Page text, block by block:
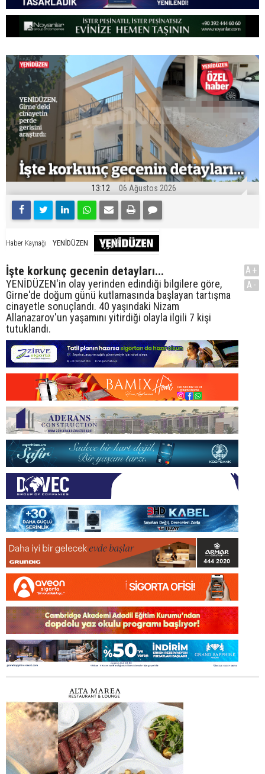
13:12 06 Ağustos 2026
Haber Kaynağı YENİDÜZEN
İşte korkunç gecenin detayları...
YENİDÜZEN'in olay yerinden edindiği bilgilere göre,
Girne'de doğum günü kutlamasında başlayan tartışma
cinayetle sonuçlandı. 40 yaşındaki Nizam
Allanazarov'un yaşamını yitirdiği olayla ilgili 7 kişi
tutuklandı.
A+
A-